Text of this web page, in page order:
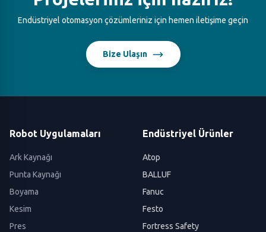
Endüstriyel otomasyon çözümleriniz için hemen iletişime geçin
Bize Ulaşın
Robot Uygulamaları
Ark Kaynağı
Punta Kaynağı
Boyama
Kesim
Pres
Endüstriyel Ürünler
Atop
BALLUF
Fanuc
Festo
Fortress Safety